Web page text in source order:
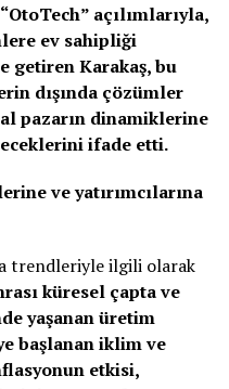
açılımlarıyla,
ev sahipliği
getiren Karakaş, bu
dışında çözümler
pazarın dinamiklerine
ifade etti.
ve yatırımcılarına
trendleriyle ilgili olarak
küresel çapta ve
yaşanan üretim
başlanan iklim ve
etkisi,